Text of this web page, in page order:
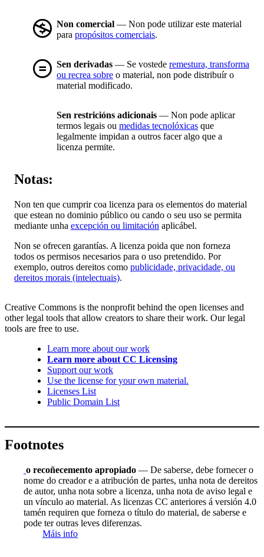
Non comercial — Non pode utilizar este material
para propósitos comerciais.
Sen derivadas — Se vostede remestura, transforma
ou recrea sobre o material, non pode distribuír o
material modificado.
Sen restricións adicionais — Non pode aplicar
termos legais ou medidas tecnolóxicas que
legalmente impidan a outros facer algo que a
licenza permite.
Notas:
Non ten que cumprir coa licenza para os elementos do material
que estean no dominio público ou cando o seu uso se permita
mediante unha excepción ou limitación aplicábel.
Non se ofrecen garantías. A licenza poida que non forneza
todos os permisos necesarios para o uso pretendido. Por
exemplo, outros dereitos como publicidade, privacidade, ou
dereitos morais (intelectuais).
Creative Commons is the nonprofit behind the open licenses and
other legal tools that allow creators to share their work. Our legal
tools are free to use.
Learn more about our work
Learn more about CC Licensing
Support our work
Use the license for your own material.
Licenses List
Public Domain List
Footnotes
o recoñecemento apropiado — De saberse, debe fornecer o
nome do creador e a atribución de partes, unha nota de dereitos
de autor, unha nota sobre a licenza, unha nota de aviso legal e
un vínculo ao material. As licenzas CC anteriores á versión 4.0
tamén requiren que forneza o título do material, de saberse e
pode ter outras leves diferenzas.
Máis info